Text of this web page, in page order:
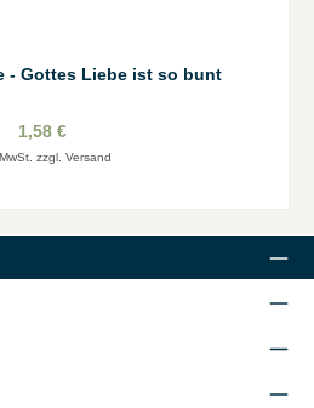
- Gottes Liebe ist so bunt
1,58 €
zzgl. Versand